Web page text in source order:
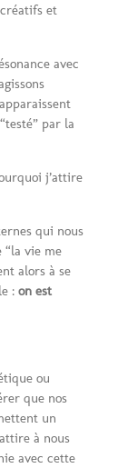
et
avec
par la
j’attire
qui nous
“la vie me
alors à se
: on est
ou
que nos
un
à nous
avec cette